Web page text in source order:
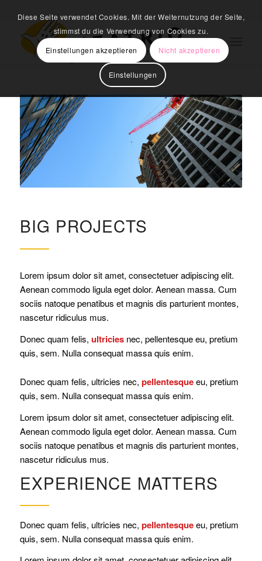
BIG PROJECTS
Lorem ipsum dolor sit amet, consectetuer adipiscing elit.
Aenean commodo ligula eget dolor. Aenean massa. Cum
sociis natoque penatibus et magnis dis parturient montes,
nascetur ridiculus mus.
Donec quam felis, ultriciesnec, pellentesque eu, pretium
quis, sem. Nulla consequat massa quis enim.
Donec quam felis, ultricies nec, pellentesqueeu, pretium
quis, sem. Nulla consequat massa quis enim.
Lorem ipsum dolor sit amet, consectetuer adipiscing elit.
Aenean commodo ligula eget dolor. Aenean massa. Cum
sociis natoque penatibus et magnis dis parturient montes,
nascetur ridiculus mus.
EXPERIENCE MATTERS
Donec quam felis, ultricies nec, pellentesqueeu, pretium
quis, sem. Nulla consequat massa quis enim.
Diese Seite verwendet Cookies. Mit der Weiternutzung der Seite,
stimmst du die Verwendung von Cookies zu.
Einstellungen akzeptieren
Nicht akzeptieren
Einstellungen